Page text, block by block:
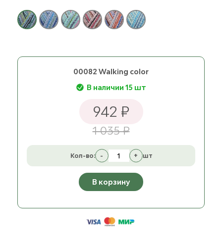
00082 Walking color
В наличии 15 шт
942 ₽
1 035 ₽
Кол-во: - + шт
В корзину